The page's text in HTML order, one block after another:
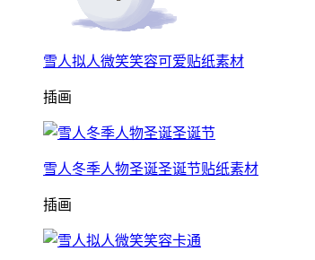
雪人拟人微笑笑容可爱贴纸素材
插画
雪人冬季人物圣诞圣诞节贴纸素材
插画